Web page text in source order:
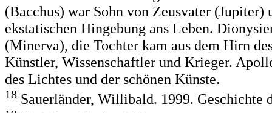
(Bacchus) war Sohn von Zeusvater
ekstatischen Hingebung ans Leben.
(Minerva), die Tochter kam aus dem Hirn
Künstler, Wissenschaftler und Krieger.
des Lichtes und der schönen Künste.
18 Sauerländer, Willibald. 1999.